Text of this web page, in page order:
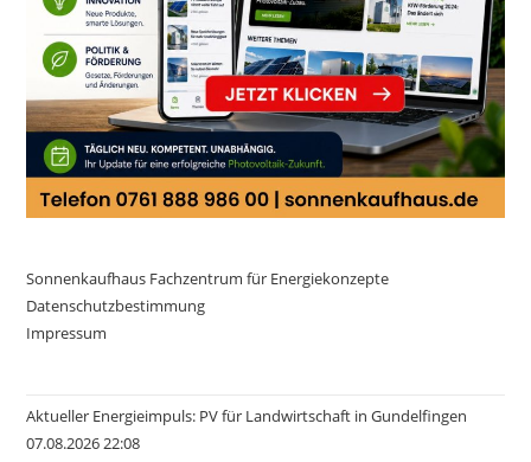
Sonnenkaufhaus Fachzentrum für Energiekonzepte
Datenschutzbestimmung
Impressum
Aktueller Energieimpuls: PV für Landwirtschaft in Gundelfingen
07.08.2026 22:08